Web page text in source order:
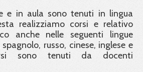
e in aula sono tenuti in lingua
realizziamo corsi e relativo
anche nelle seguenti lingue
russo, cinese, inglese e
sono tenuti da docenti